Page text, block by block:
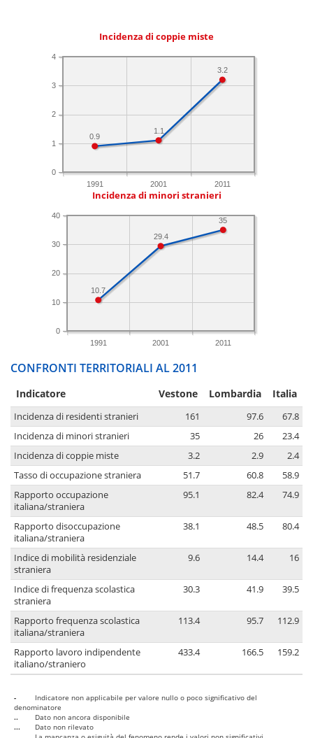
Incidenza di coppie miste
1991 2001 2011
0
1
2
3
4
3.2
1.1
0.9
Incidenza di minori stranieri
1991 2001 2011
0
10
20
30
40
35
29.4
10.7
CONFRONTI TERRITORIALI AL 2011
Indicatore Vestone Lombardia Italia
Incidenza di residenti stranieri 161 97.6
67.8
Incidenza di minori stranieri
35 26
23.4
Incidenza di coppie miste
3.2 2.9
2.4
Tasso di occupazione straniera
51.7 60.8
58.9
Rapporto occupazione
italiana/straniera
95.1 82.4 74.9
Rapporto disoccupazione
italiana/straniera
38.1 48.5 80.4
Indice di mobilità residenziale
straniera
9.6 14.4 16
Indice di frequenza scolastica
straniera
30.3 41.9 39.5
Rapporto frequenza scolastica
italiana/straniera
113.4 95.7 112.9
Rapporto lavoro indipendente
italiano/straniero
433.4 166.5 159.2
-
Indicatore non applicabile per valore nullo o poco significativo del
denominatore
..
Dato non ancora disponibile
...
Dato non rilevato